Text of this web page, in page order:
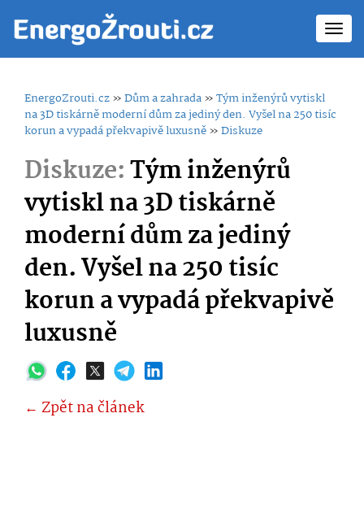
EnergoZrouti.cz»Dům a zahrada»Tým inženýrů vytiskl
na 3D tiskárně moderní dům za jediný den. Vyšel na 250 tisíc
korun a vypadá překvapivě luxusně»Diskuze
Diskuze:Tým inženýrů
vytiskl na 3D tiskárně
moderní dům za jediný
den. Vyšel na 250 tisíc
korun a vypadá překvapivě
luxusně
← Zpět na článek